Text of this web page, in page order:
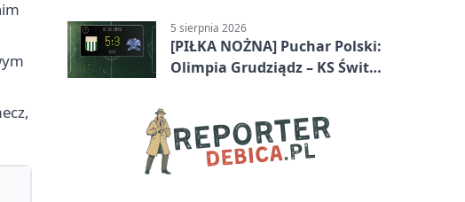
5 sierpnia 2026
[PIŁKA NOŻNA] Puchar Polski:
Olimpia Grudziądz – KS Świt